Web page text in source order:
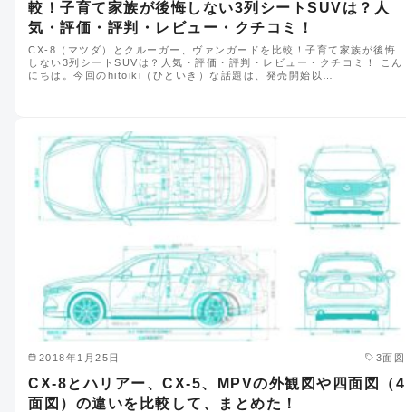
較！子育て家族が後悔しない3列シートSUVは？人
気・評価・評判・レビュー・クチコミ！
CX-8（マツダ）とクルーガー、ヴァンガードを比較！子育て家族が後悔
しない3列シートSUVは？人気・評価・評判・レビュー・クチコミ！ こん
にちは。今回のhitoiki（ひといき）な話題は、発売開始以…
2018年1月25日 3面図
CX-8とハリアー、CX-5、MPVの外観図や四面図（4
面図）の違いを比較して、まとめた！